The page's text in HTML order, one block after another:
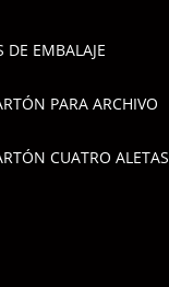
DE EMBALAJE
PARA ARCHIVO
CUATRO ALETAS